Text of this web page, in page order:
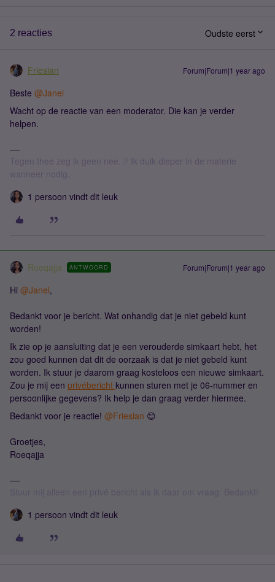
2 reacties Oudste eerst
Friesian Forum|Forum|1 year ago
Beste ​ @Janel
Wacht op de reactie van een moderator. Die kan je verder
helpen.
Tegen thee zeg ik geen nee. // Ik duik dieper in de materie
wanneer nodig.
1 persoon vindt dit leuk
Roeqajja ANTWOORD Forum|Forum|1 year ago
Hi ​ @Janel,
Bedankt voor je bericht. Wat onhandig dat je niet gebeld kunt
worden!
Ik zie op je aansluiting dat je een verouderde simkaart hebt, het
zou goed kunnen dat dit de oorzaak is dat je niet gebeld kunt
worden. Ik stuur je daarom graag kosteloos een nieuwe simkaart.
Zou je mij een privébericht kunnen sturen met je 06-nummer en
persoonlijke gegevens? Ik help je dan graag verder hiermee.
Bedankt voor je reactie! ​ @Friesian 😊
Groetjes,
Roeqajja
1 persoon vindt dit leuk